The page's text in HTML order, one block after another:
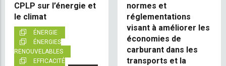
CPLP sur l’énergie et
le climat
ÉNERGIE
ÉNERGIES
RENOUVELABLES
EFFICACITÉ
normes et
réglementations
visant à améliorer les
économies de
carburant dans les
transports et la